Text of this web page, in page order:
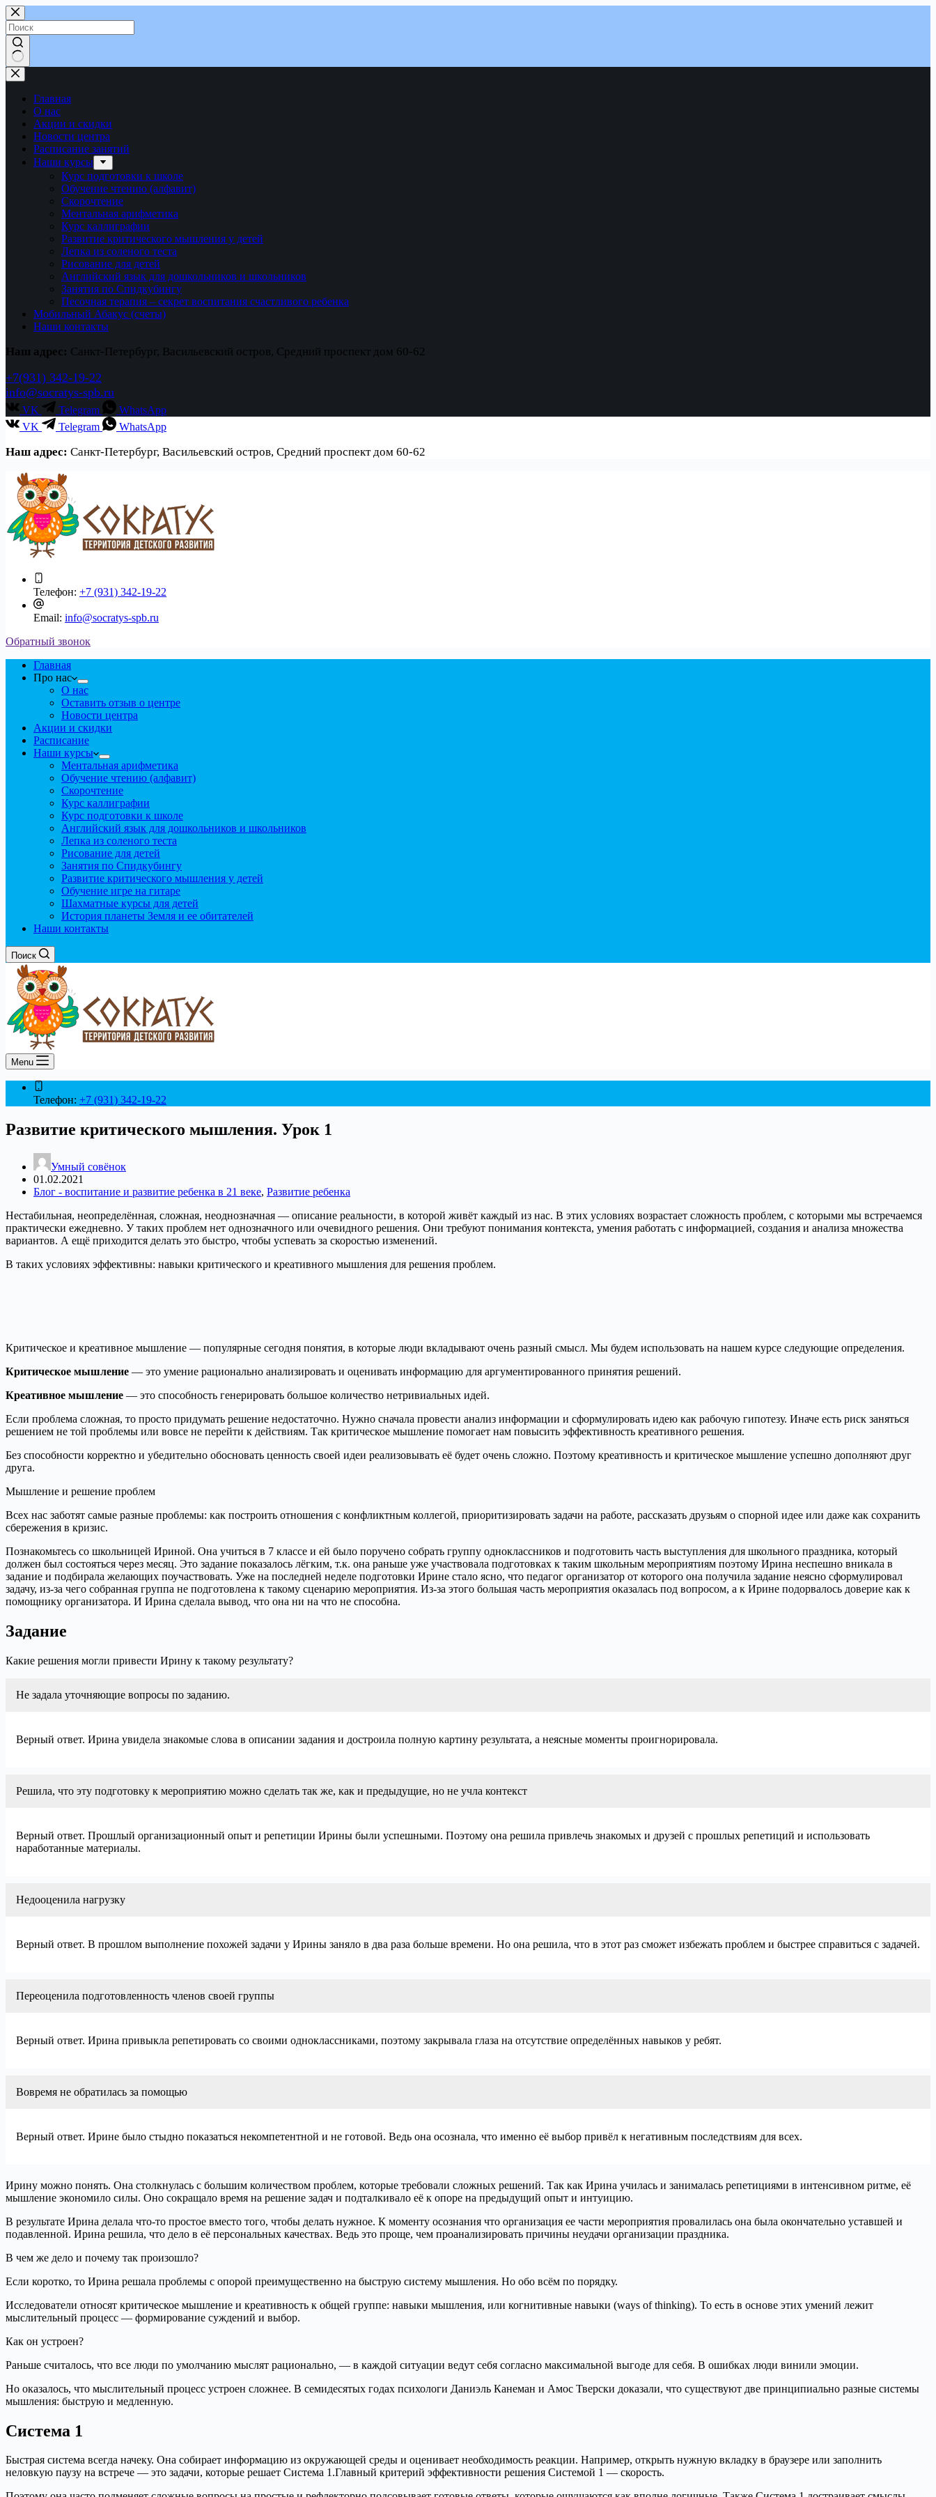
Перейти
к
сути
Ничего
не
найденоГлавная
О нас
Акции и скидки
Новости центра
Расписание занятий
Наши курсы
Курс подготовки к школе
Обучение чтению (алфавит)
Скорочтение
Ментальная арифметика
Курс каллиграфии
Развитие критического мышления у детей
Лепка из соленого теста
Рисование для детей
Английский язык для дошкольников и школьников
Занятия по Спидкубингу
Песочная терапия – секрет воспитания счастливого ребенка
Мобильный Абакус (счеты)
Наши контакты
Наш адрес: Санкт-Петербург, Васильевский остров, Средний проспект дом 60-62
+7(931) 342-19-22
info@socratys-spb.ru
VK Telegram
WhatsApp
VK
Telegram WhatsApp
Наш адрес: Санкт-Петербург, Васильевский остров, Средний проспект дом 60-62
Телефон: +7 (931) 342-19-22
Email: info@socratys-spb.ru
Обратный звонок
Главная
Про нас
О нас
Оставить отзыв о центре
Новости центра
Акции и скидки
Расписание
Наши курсы
Ментальная арифметика
Обучение чтению (алфавит)
Скорочтение
Курс каллиграфии
Курс подготовки к школе
Английский язык для дошкольников и школьников
Лепка из соленого теста
Рисование для детей
Занятия по Спидкубингу
Развитие критического мышления у детей
Обучение игре на гитаре
Шахматные курсы для детей
История планеты Земля и ее обитателей
Наши контакты
Поиск
Menu
Телефон: +7 (931) 342-19-22
Развитие критического мышления. Урок 1
Умный совёнок
01.02.2021
Блог - воспитание и развитие ребенка в 21 веке, Развитие ребенка
Нестабильная, неопределённая, сложная, неоднозначная — описание реальности, в которой живёт каждый из нас. В этих условиях возрастает сложность проблем, с которыми мы встречаемся
практически ежедневно. У таких проблем нет однозначного или очевидного решения. Они требуют понимания контекста, умения работать с информацией, создания и анализа множества
вариантов. А ещё приходится делать это быстро, чтобы успевать за скоростью изменений.
В таких условиях эффективны: навыки критического и креативного мышления для решения проблем.
Критическое и креативное мышление — популярные сегодня понятия, в которые люди вкладывают очень разный смысл. Мы будем использовать на нашем курсе следующие определения.
Критическое мышление — это умение рационально анализировать и оценивать информацию для аргументированного принятия решений.
Креативное мышление — это способность генерировать большое количество нетривиальных идей.
Если проблема сложная, то просто придумать решение недостаточно. Нужно сначала провести анализ информации и сформулировать идею как рабочую гипотезу. Иначе есть риск заняться
решением не той проблемы или вовсе не перейти к действиям. Так критическое мышление помогает нам повысить эффективность креативного решения.
Без способности корректно и убедительно обосновать ценность своей идеи реализовывать её будет очень сложно. Поэтому креативность и критическое мышление успешно дополняют друг
друга.
Мышление и решение проблем
Всех нас заботят самые разные проблемы: как построить отношения с конфликтным коллегой, приоритизировать задачи на работе, рассказать друзьям о спорной идее или даже как сохранить
сбережения в кризис.
Познакомьтесь со школьницей Ириной. Она учиться в 7 классе и ей было поручено собрать группу одноклассников и подготовить часть выступления для школьного праздника, который
должен был состояться через месяц. Это задание показалось лёгким, т.к. она раньше уже участвовала подготовках к таким школьным мероприятиям поэтому Ирина неспешно вникала в
задание и подбирала желающих поучаствовать. Уже на последней неделе подготовки Ирине стало ясно, что педагог организатор от которого она получила задание неясно сформулировал
задачу, из-за чего собранная группа не подготовлена к такому сценарию мероприятия. Из-за этого большая часть мероприятия оказалась под вопросом, а к Ирине подорвалось доверие как к
помощнику организатора. И Ирина сделала вывод, что она ни на что не способна.
Задание
Какие решения могли привести Ирину к такому результату?
Не задала уточняющие вопросы по заданию.
Верный ответ. Ирина увидела знакомые слова в описании задания и достроила полную картину результата, а неясные моменты проигнорировала.
Решила, что эту подготовку к мероприятию можно сделать так же, как и предыдущие, но не учла контекст
Верный ответ. Прошлый организационный опыт и репетиции Ирины были успешными. Поэтому она решила привлечь знакомых и друзей с прошлых репетиций и использовать
наработанные материалы.
Недооценила нагрузку
Верный ответ. В прошлом выполнение похожей задачи у Ирины заняло в два раза больше времени. Но она решила, что в этот раз сможет избежать проблем и быстрее справиться с задачей.
Переоценила подготовленность членов своей группы
Верный ответ. Ирина привыкла репетировать со своими одноклассниками, поэтому закрывала глаза на отсутствие определённых навыков у ребят.
Вовремя не обратилась за помощью
Верный ответ. Ирине было стыдно показаться некомпетентной и не готовой. Ведь она осознала, что именно её выбор привёл к негативным последствиям для всех.
Ирину можно понять. Она столкнулась с большим количеством проблем, которые требовали сложных решений. Так как Ирина училась и занималась репетициями в интенсивном ритме, её
мышление экономило силы. Оно сокращало время на решение задач и подталкивало её к опоре на предыдущий опыт и интуицию.
В результате Ирина делала что-то простое вместо того, чтобы делать нужное. К моменту осознания что организация ее части мероприятия провалилась она была окончательно уставшей и
подавленной. Ирина решила, что дело в её персональных качествах. Ведь это проще, чем проанализировать причины неудачи организации праздника.
В чем же дело и почему так произошло?
Если коротко, то Ирина решала проблемы с опорой преимущественно на быструю систему мышления. Но обо всём по порядку.
Исследователи относят критическое мышление и креативность к общей группе: навыки мышления, или когнитивные навыки (ways of thinking). То есть в основе этих умений лежит
мыслительный процесс — формирование суждений и выбор.
Как он устроен?
Раньше считалось, что все люди по умолчанию мыслят рационально, — в каждой ситуации ведут себя согласно максимальной выгоде для себя. В ошибках люди винили эмоции.
Но оказалось, что мыслительный процесс устроен сложнее. В семидесятых годах психологи Даниэль Канеман и Амос Тверски доказали, что существуют две принципиально разные системы
мышления: быструю и медленную.
Система 1
Быстрая система всегда начеку. Она собирает информацию из окружающей среды и оценивает необходимость реакции. Например, открыть нужную вкладку в браузере или заполнить
неловкую паузу на встрече — это задачи, которые решает Система 1.Главный критерий эффективности решения Системой 1 — скорость.